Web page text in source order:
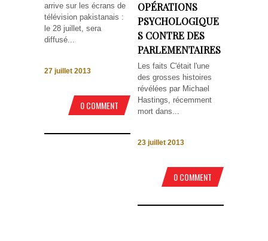
arrive sur les écrans de
télévision pakistanais :
le 28 juillet, sera
diffusé...
27 juillet 2013
0 COMMENT
OPÉRATIONS
PSYCHOLOGIQUE
S CONTRE DES
PARLEMENTAIRES
Les faits C'était l'une
des grosses histoires
révélées par Michael
Hastings, récemment
mort dans...
23 juillet 2013
0 COMMENT